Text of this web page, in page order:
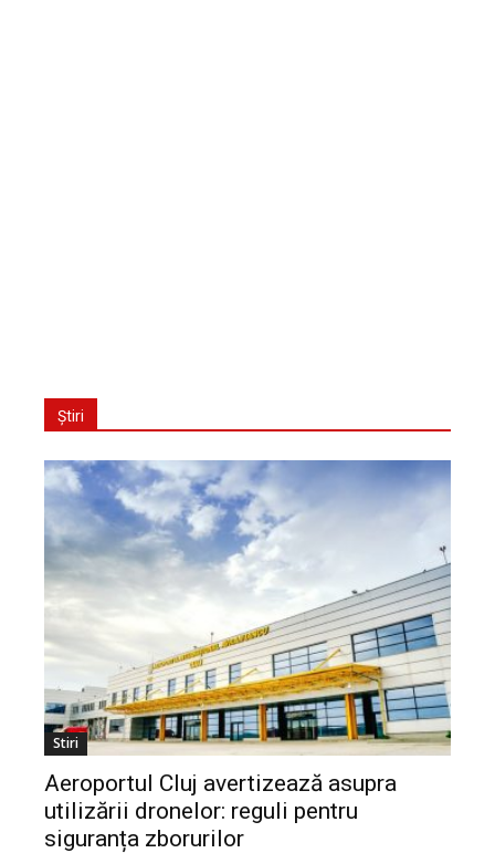
Știri
Stiri
Aeroportul Cluj avertizează asupra
utilizării dronelor: reguli pentru
siguranța zborurilor